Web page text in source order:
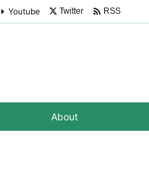
About
Youtube Twitter  RSS